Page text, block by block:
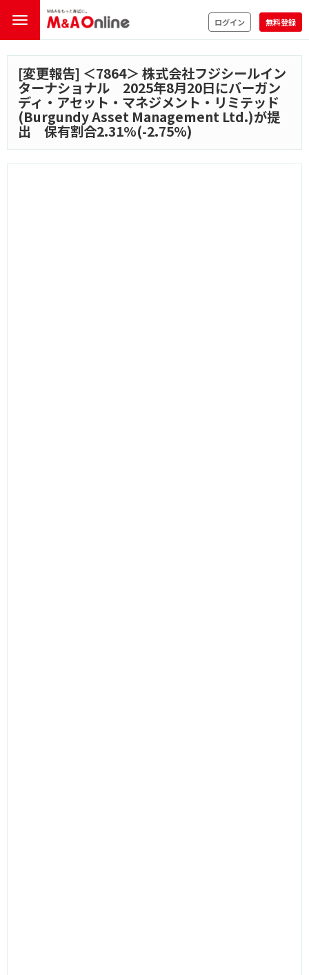
ログイン 無料登録
[変更報告] ＜7864＞ 株式会社フジシールイン
ターナショナル 2025年8月20日にバーガン
ディ・アセット・マネジメント・リミテッド
(Burgundy Asset Management Ltd.)が提
出 保有割合2.31%(-2.75%)